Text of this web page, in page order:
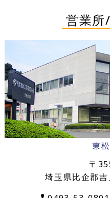
営業所
東
〒
埼玉県比企郡